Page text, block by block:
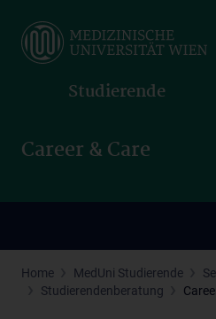
main
Studierende
Career & Care
Home MedUni Studierende
Studierendenberatung